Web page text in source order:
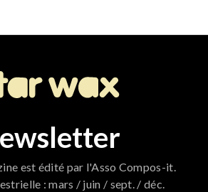
est édité par l'Asso Compos-it.
: mars / juin / sept. / déc.